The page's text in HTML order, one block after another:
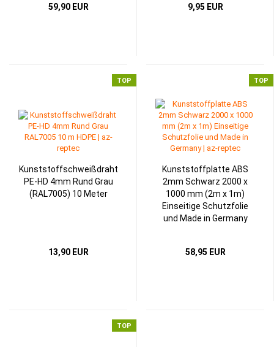
59,90 EUR 9,95 EUR
TOP
Kunststoffschweißdraht
PE-HD 4mm Rund Grau
(RAL7005) 10 Meter
13,90 EUR
TOP
Kunststoffplatte ABS
2mm Schwarz 2000 x
1000 mm (2m x 1m)
Einseitige Schutzfolie
und Made in Germany
58,95 EUR
TOP